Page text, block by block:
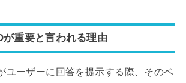
重要と言われる理由
ユーザーに回答を提示する際、そのベ